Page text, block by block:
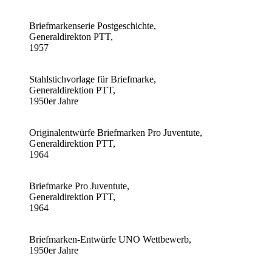
Briefmarkenserie Postgeschichte,
Generaldirekton PTT,
1957
Stahlstichvorlage für Briefmarke,
Generaldirektion PTT,
1950er Jahre
Originalentwürfe Briefmarken Pro Juventute,
Generaldirektion PTT,
1964
Briefmarke Pro Juventute,
Generaldirektion PTT,
1964
Briefmarken-Entwürfe UNO Wettbewerb,
1950er Jahre